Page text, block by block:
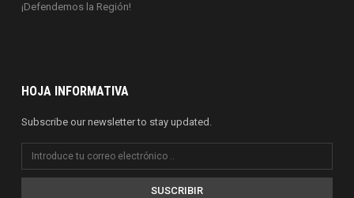
¡Defendemos la Región!
HOJA INFORMATIVA
Subscribe our newsletter to stay updated.
SUSCRIBIR